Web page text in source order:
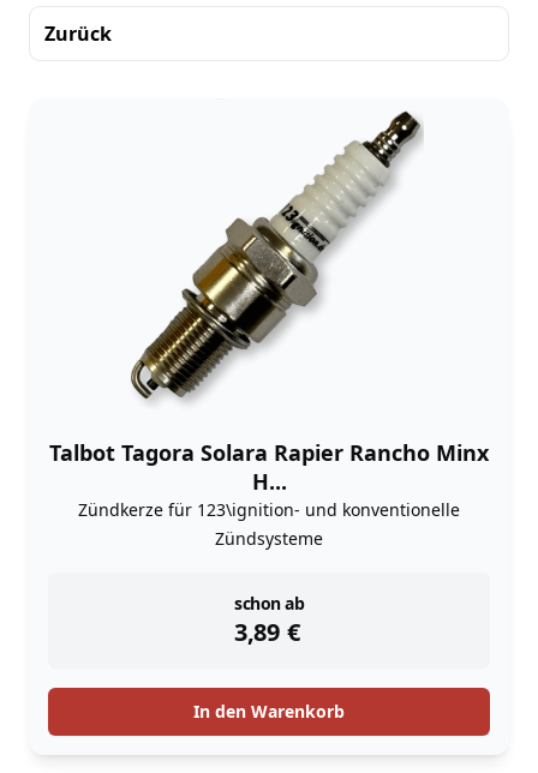
Zurück
Talbot Tagora Solara Rapier Rancho Minx
H...
Zündkerze für 123\ignition- und konventionelle
Zündsysteme
schon ab
3,89 €
instock
In den Warenkorb